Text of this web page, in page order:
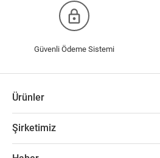
lock_outline
Güvenli Ödeme Sistemi
Ürünler
Şirketimiz